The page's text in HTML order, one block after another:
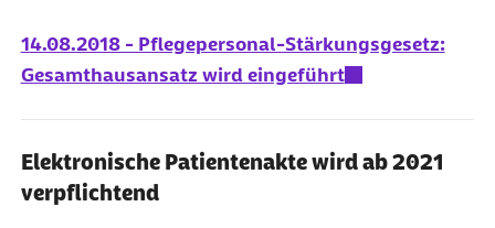
14.08.2018 - Pflegepersonal-Stärkungsgesetz:
Gesamthausansatz wird eingeführt
Elektronische Patientenakte wird ab 2021
verpflichtend